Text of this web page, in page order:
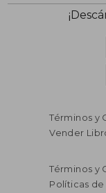
dcto.
Términos y
Vender
Términos y
Políticas